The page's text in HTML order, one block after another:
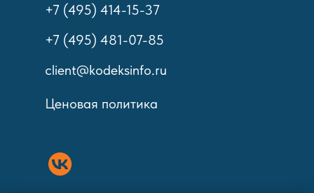
+7 (495) 414-15-37
+7 (495) 481-07-85
client@kodeksinfo.ru
Ценовая политика